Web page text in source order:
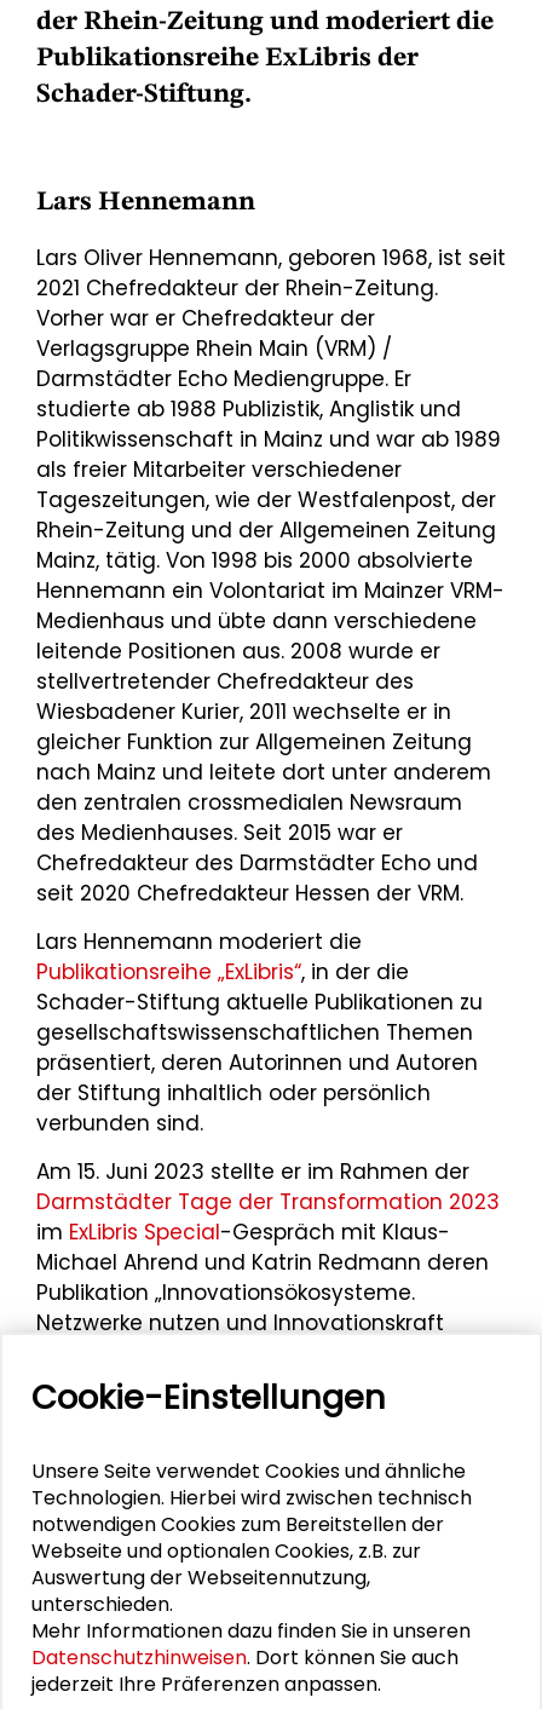
der Rhein-Zeitung und moderiert die
Publikationsreihe ExLibris der
Schader-Stiftung.
Lars Hennemann
Lars Oliver Hennemann, geboren 1968, ist seit
2021 Chefredakteur der Rhein-Zeitung.
Vorher war er Chefredakteur der
Verlagsgruppe Rhein Main (VRM) /
Darmstädter Echo Mediengruppe. Er
studierte ab 1988 Publizistik, Anglistik und
Politikwissenschaft in Mainz und war ab 1989
als freier Mitarbeiter verschiedener
Tageszeitungen, wie der Westfalenpost, der
Rhein-Zeitung und der Allgemeinen Zeitung
Mainz, tätig. Von 1998 bis 2000 absolvierte
Hennemann ein Volontariat im Mainzer VRM-
Medienhaus und übte dann verschiedene
leitende Positionen aus. 2008 wurde er
stellvertretender Chefredakteur des
Wiesbadener Kurier, 2011 wechselte er in
gleicher Funktion zur Allgemeinen Zeitung
nach Mainz und leitete dort unter anderem
den zentralen crossmedialen Newsraum
des Medienhauses. Seit 2015 war er
Chefredakteur des Darmstädter Echo und
seit 2020 Chefredakteur Hessen der VRM.
Lars Hennemann moderiert die
Publikationsreihe „ExLibris“, in der die
Schader-Stiftung aktuelle Publikationen zu
gesellschaftswissenschaftlichen Themen
präsentiert, deren Autorinnen und Autoren
der Stiftung inhaltlich oder persönlich
verbunden sind.
Am 15. Juni 2023 stellte er im Rahmen der
Darmstädter Tage der Transformation 2023
im ExLibris Special-Gespräch mit Klaus-
Michael Ahrend und Katrin Redmann deren
Publikation „Innovationsökosysteme.
Netzwerke nutzen und Innovationskraft
Personen im Kontext
Stefan Selke
Torsten Schäfer
Cookie-Einstellungen
Unsere Seite verwendet Cookies und ähnliche
Technologien. Hierbei wird zwischen technisch
notwendigen Cookies zum Bereitstellen der
Webseite und optionalen Cookies, z.B. zur
Auswertung der Webseitennutzung,
unterschieden.
Mehr Informationen dazu finden Sie in unseren
Datenschutzhinweisen. Dort können Sie auch
jederzeit Ihre Präferenzen anpassen.